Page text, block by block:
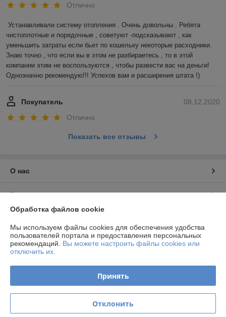
Отлично
Устанавливали систему отопления . Очень довольны . Ребята
чистоплотные и порядочные , советуют -подсказывают , как
уменьшить затраты если бьет по кошельку некоторые расходники.
Знаю точно , что если вы в этом не разбираетесь , то в этой
компании этим не воспользуются , чтобы развести вас на деньги!
Однозначно рекомендую!!! Успехов вам и расширения штата !)
08.12.2020
Покупатель
Отлично
Показать все отзывы
О нас
Контакты
График работы
Полная версия сайта
Сайт создан на платформе Deal.by
Обработка файлов cookie
Мы используем файлы cookies для обеспечения удобства
пользователей портала и предоставления персональных
рекомендаций. Вы можете настроить файлы cookies или
отключить их.
Принять
Отклонить